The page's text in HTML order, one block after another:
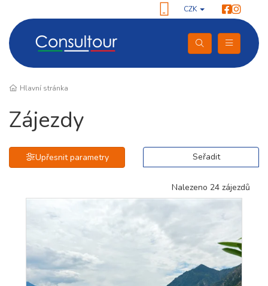
CZK
Hlavní stránka
Zájezdy
Upřesnit parametry Seřadit
Nalezeno 24 zájezdů